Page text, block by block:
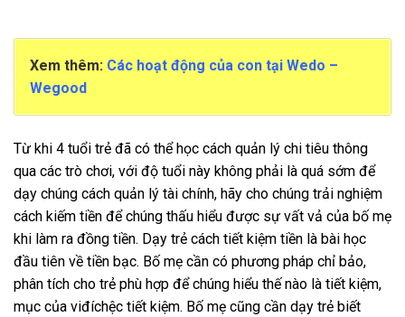
Xem thêm: Các hoạt động của con tại Wedo –
Wegood
Từ khi 4 tuổi trẻ đã có thể học cách quản lý chi tiêu thông
qua các trò chơi, với độ tuổi này không phải là quá sớm để
dạy chúng cách quản lý tài chính, hãy cho chúng trải nghiệm
cách kiếm tiền để chúng thấu hiểu được sự vất vả của bố mẹ
khi làm ra đồng tiền. Dạy trẻ cách tiết kiệm tiền là bài học
đầu tiên về tiền bạc. Bố mẹ cần có phương pháp chỉ bảo,
phân tích cho trẻ phù hợp để chúng hiểu thế nào là tiết kiệm,
mục của viđíchệc tiết kiệm. Bố mẹ cũng cần dạy trẻ biết